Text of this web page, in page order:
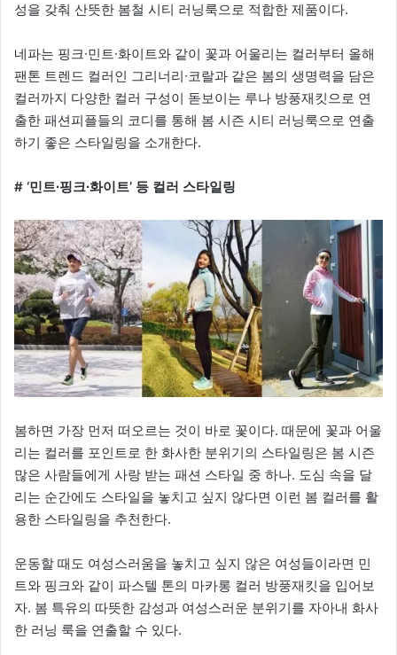
성을 갖춰 산뜻한 봄철 시티 러닝룩으로 적합한 제품이다.
네파는 핑크∙민트∙화이트와 같이 꽃과 어울리는 컬러부터 올해
팬톤 트렌드 컬러인 그리너리∙코랄과 같은 봄의 생명력을 담은
컬러까지 다양한 컬러 구성이 돋보이는 루나 방풍재킷으로 연
출한 패션피플들의 코디를 통해 봄 시즌 시티 러닝룩으로 연출
하기 좋은 스타일링을 소개한다.
# ‘민트∙핑크∙화이트’ 등 컬러 스타일링
봄하면 가장 먼저 떠오르는 것이 바로 꽃이다. 때문에 꽃과 어울
리는 컬러를 포인트로 한 화사한 분위기의 스타일링은 봄 시즌
많은 사람들에게 사랑 받는 패션 스타일 중 하나. 도심 속을 달
리는 순간에도 스타일을 놓치고 싶지 않다면 이런 봄 컬러를 활
용한 스타일링을 추천한다.
운동할 때도 여성스러움을 놓치고 싶지 않은 여성들이라면 민
트와 핑크와 같이 파스텔 톤의 마카롱 컬러 방풍재킷을 입어보
자. 봄 특유의 따뜻한 감성과 여성스러운 분위기를 자아내 화사
한 러닝 룩을 연출할 수 있다.